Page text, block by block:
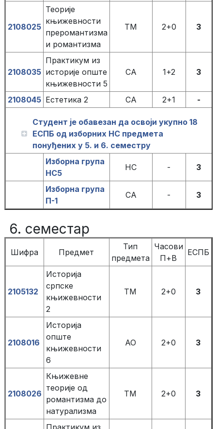
2108025
Теорије
књижевности
преромантизма
и романтизма
ТМ 2+0 3
2108035
Практикум из
историје опште
књижевности 5
СА 1+2 3
2108045 Естетика 2 СА 2+1 -
Студент је обавезан да освоји укупно 18
ЕСПБ од изборних НС предмета
понуђених у 5. и 6. семестру
Изборна група
НС5
НС - 3
Изборна група
П-1
СА - 3
6. семестар
Шифра Предмет
Тип
предмета
Часови
П+В
ЕСПБ
2105132
Историја
српске
књижевности
2
ТМ 2+0 3
2108016
Историја
опште
књижевности
6
АО 2+0 3
2108026
Књижевне
теорије од
романтизма до
натурализма
ТМ 2+0 3